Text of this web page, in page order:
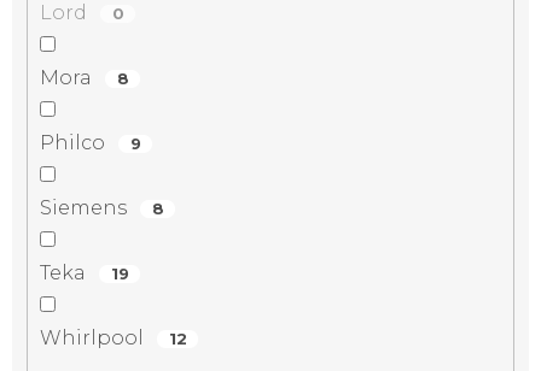
Lord 0
Mora 8
Philco 9
Siemens 8
Teka 19
Whirlpool 12